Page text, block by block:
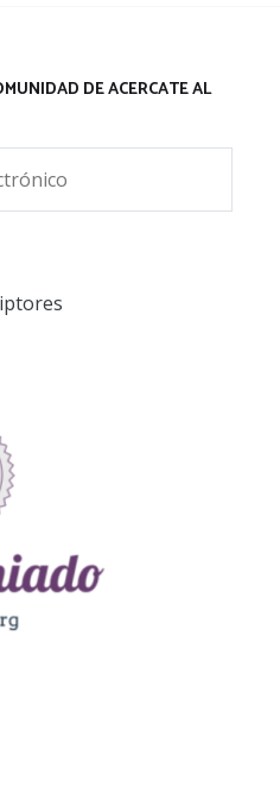
DE ACERCATE AL